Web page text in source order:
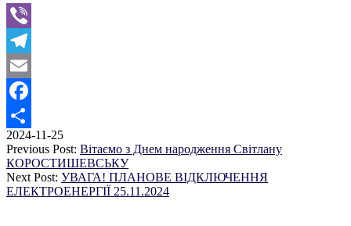
Viber
Telegram
Email
Facebook
Поділитися
2024-11-25
Previous Post: Вітаємо з Днем народження Світлану
КОРОСТИШЕВСЬКУ
Next Post: УВАГА! ПЛАНОВЕ ВІДКЛЮЧЕННЯ
ЕЛЕКТРОЕНЕРГІЇ 25.11.2024